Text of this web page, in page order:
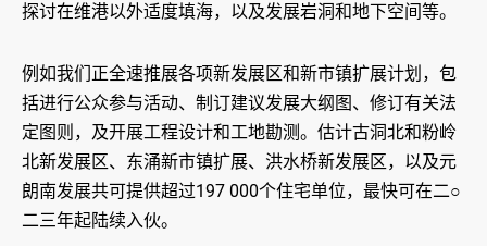
探讨在维港以外适度填海，以及发展岩洞和地下空间等。
例如我们正全速推展各项新发展区和新市镇扩展计划，包
括进行公众参与活动、制订建议发展大纲图、修订有关法
定图则，及开展工程设计和工地勘测。估计古洞北和粉岭
北新发展区、东涌新市镇扩展、洪水桥新发展区，以及元
朗南发展共可提供超过197 000个住宅单位，最快可在二○
二三年起陆续入伙。